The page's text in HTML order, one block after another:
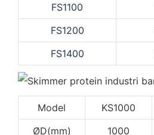
FS1100
FS1200
FS1400
Model KS1000
ØD(mm)
1000